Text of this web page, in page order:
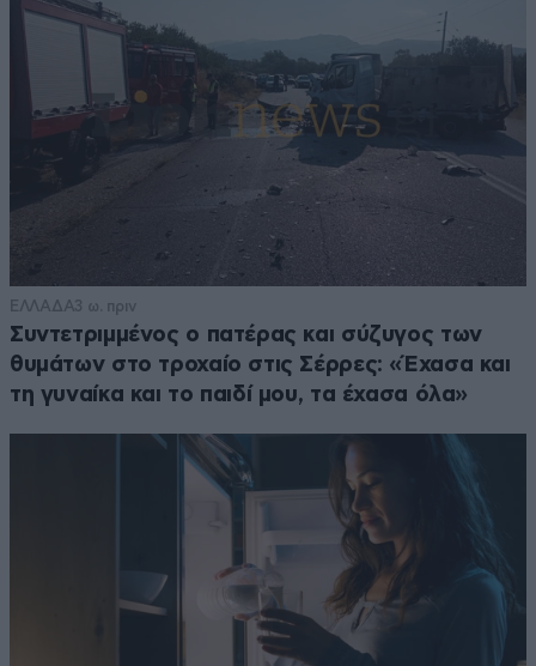
ΕΛΛΑΔΑ3 ω. πριν
Συντετριμμένος ο πατέρας και σύζυγος των
θυμάτων στο τροχαίο στις Σέρρες: «Έχασα και
τη γυναίκα και το παιδί μου, τα έχασα όλα»